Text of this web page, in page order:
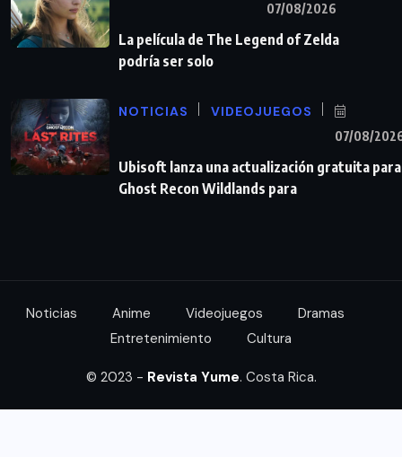
07/08/2026
La película de The Legend of Zelda
podría ser solo
NOTICIAS VIDEOJUEGOS
07/08/
Ubisoft lanza una actualización gratuita para
Ghost Recon Wildlands para
Noticias Anime Videojuegos
Dramas
Entretenimiento
Cultura
© 2023 - Revista Yume. Costa Rica.